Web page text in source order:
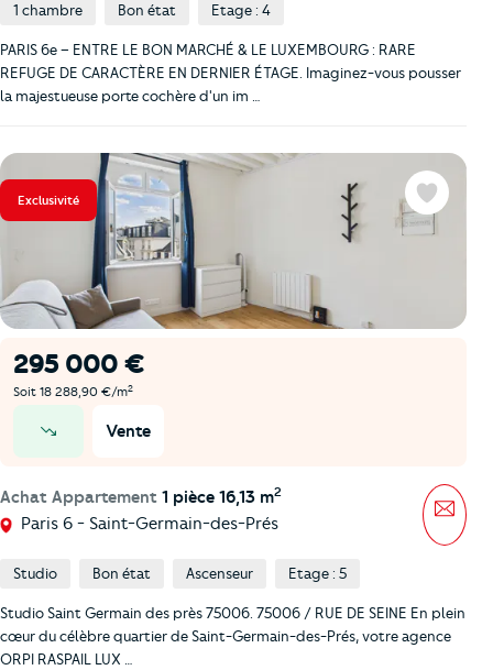
1 chambre Bon état Etage : 4
PARIS 6e – ENTRE LE BON MARCHÉ & LE LUXEMBOURG : RARE
REFUGE DE CARACTÈRE EN DERNIER ÉTAGE. Imaginez-vous pousser
la majestueuse porte cochère d'un im …
Exclusivité
295 000 €
Soit 18 288,90 €/m2
Vente
Achat Appartement 1 pièce 16,13 m2
Paris 6 - Saint-Germain-des-Prés
Favoris
Studio Bon état Ascenseur Etage : 5
Studio Saint Germain des près 75006. 75006 / RUE DE SEINE En plein
cœur du célèbre quartier de Saint-Germain-des-Prés, votre agence
ORPI RASPAIL LUX …